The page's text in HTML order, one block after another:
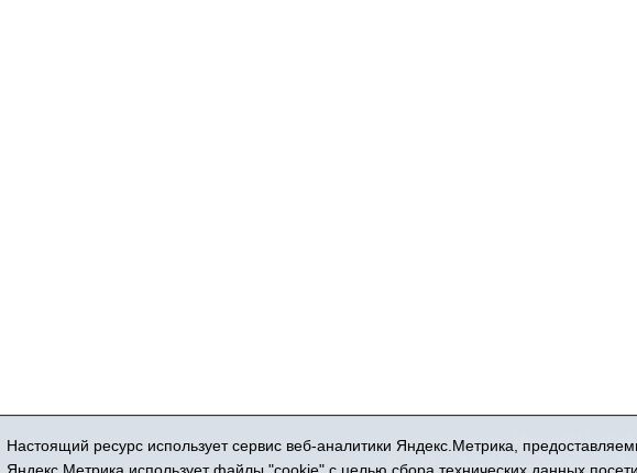
16+ © 2015-
Регистрационный номер СМИ ЭЛ № ФС 77 - 66052 выдан
Настоящий ресурс использует сервис веб-аналитики Яндекс.Метрика,